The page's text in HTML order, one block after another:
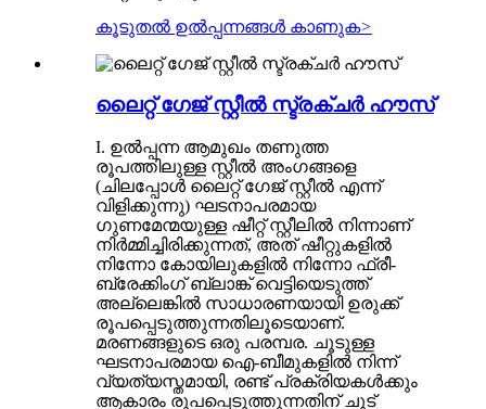
കൂടുതൽ ഉൽപ്പന്നങ്ങൾ കാണുക>
ലൈറ്റ് ഗേജ് സ്റ്റീൽ സ്ട്രക്ചർ ഹൗസ്
I. ഉൽപ്പന്ന ആമുഖം തണുത്ത
രൂപത്തിലുള്ള സ്റ്റീൽ അംഗങ്ങളെ
(ചിലപ്പോൾ ലൈറ്റ് ഗേജ് സ്റ്റീൽ എന്ന്
വിളിക്കുന്നു) ഘടനാപരമായ
ഗുണമേന്മയുള്ള ഷീറ്റ് സ്റ്റീലിൽ നിന്നാണ്
നിർമ്മിച്ചിരിക്കുന്നത്, അത് ഷീറ്റുകളിൽ
നിന്നോ കോയിലുകളിൽ നിന്നോ ഫ്രീ-
ബ്രേക്കിംഗ് ബ്ലാങ്ക് വെട്ടിയെടുത്ത്
അല്ലെങ്കിൽ സാധാരണയായി ഉരുക്ക്
രൂപപ്പെടുത്തുന്നതിലൂടെയാണ്.
മരണങ്ങളുടെ ഒരു പരമ്പര. ചൂടുള്ള
ഘടനാപരമായ ഐ-ബീമുകളിൽ നിന്ന്
വ്യത്യസ്തമായി, രണ്ട് പ്രക്രിയകൾക്കും
ആകാരം രൂപപ്പെടുത്തുന്നതിന് ചൂട്